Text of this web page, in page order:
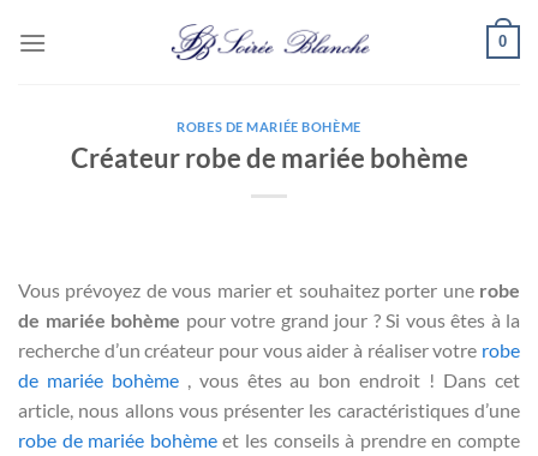
0
ROBES DE MARIÉE BOHÈME
Créateur robe de mariée bohème
Vous prévoyez de vous marier et souhaitez porter une robe
de mariée bohème pour votre grand jour ? Si vous êtes à la
recherche d’un créateur pour vous aider à réaliser votre robe
de mariée bohème, vous êtes au bon endroit ! Dans cet
article, nous allons vous présenter les caractéristiques d’une
robe de mariée bohèmeet les conseils à prendre en compte